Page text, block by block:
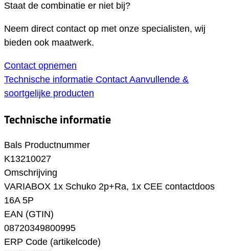
Staat de combinatie er niet bij?
Neem direct contact op met onze specialisten, wij
bieden ook maatwerk.
Contact opnemen
Technische informatie Contact Aanvullende &
soortgelijke producten
Technische informatie
Bals Productnummer
K13210027
Omschrijving
VARIABOX 1x Schuko 2p+Ra, 1x CEE contactdoos
16A 5P
EAN (GTIN)
08720349800995
ERP Code (artikelcode)